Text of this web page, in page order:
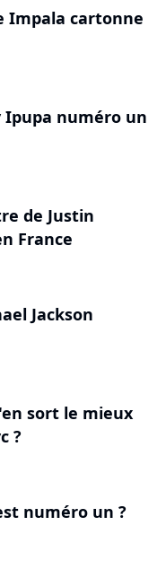
Impala cartonne
Ipupa numéro un
de Justin
France
Jackson
sort le mieux
?
numéro un ?